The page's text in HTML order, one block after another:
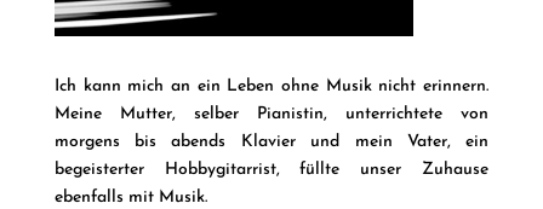
Ich kann mich an ein Leben ohne Musik nicht erinnern.
Meine Mutter, selber Pianistin, unterrichtete von
morgens bis abends Klavier und mein Vater, ein
begeisterter Hobbygitarrist, füllte unser Zuhause
ebenfalls mit Musik.